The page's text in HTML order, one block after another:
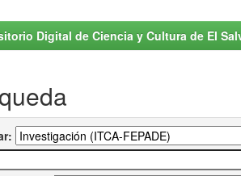
Digital de Ciencia y Cultura de El